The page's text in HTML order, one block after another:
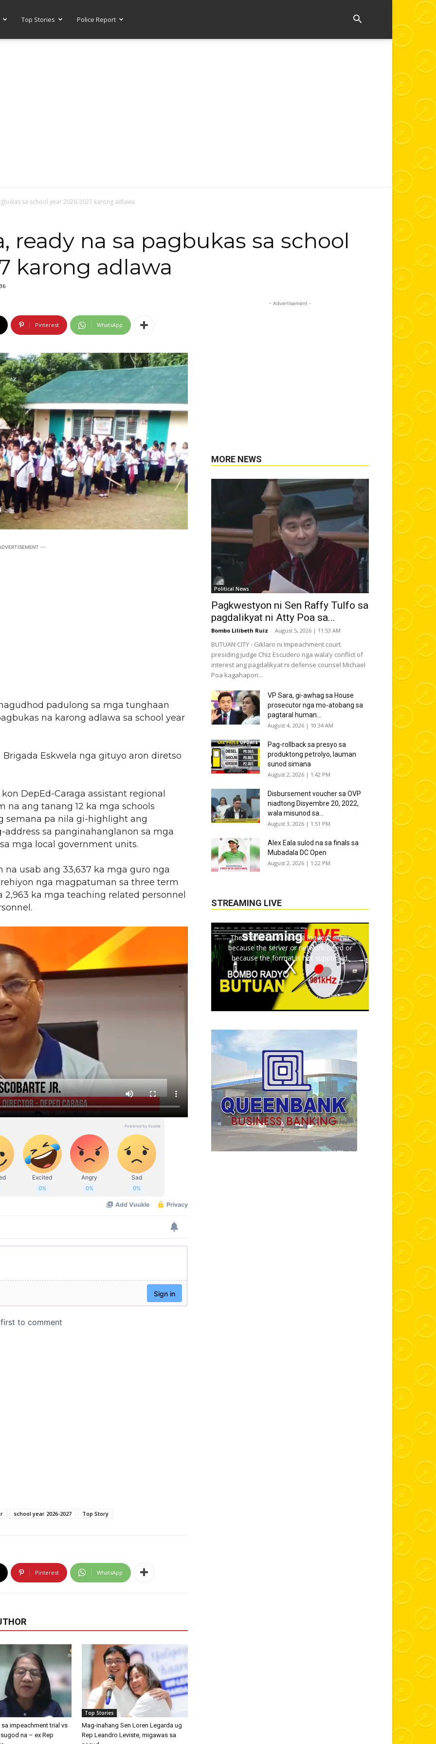
Top Stories Police Report
sa school year 2026-2027 karong adlawa
ready na sa pagbukas sa school
karong adlawa
36
Pinterest WhatsApp
--
padulong sa mga tunghaan
na karong adlawa sa school year
Eskwela nga gituyo aron diretso
DepEd-Caraga assistant regional
na ang tanang 12 ka mga schools
semana pa nila gi-highlight ang
sa panginahanglanon sa mga
mga local government units.
na usab ang 33,637 ka mga guro nga
nga magpatuman sa three term
2,963 ka mga teaching related personnel
school year 2026-2027 Top Story
Pinterest WhatsApp
impeachment trial vs
na – ex Rep
Top Stories
Mag-inahang Sen Loren Legarda ug
Rep Leandro Leviste, migawas sa
- Advertisement -
MORE NEWS
Political News
Pagkwestyon ni Sen Raffy Tulfo sa
pagdalikyat ni Atty Poa sa...
Bombo Lilibeth Ruiz - August 5, 2026 | 11:53 AM
BUTUAN CITY - Giklaro ni Impeachment court
presiding judge Chiz Escudero nga wala’y conflict of
interest ang pagdalikyat ni defense counsel Michael
Poa kagahapon...
VP Sara, gi-awhag sa House
prosecutor nga mo-atobang sa
pagtaral human...
August 4, 2026 | 10:34 AM
Pag-rollback sa presyo sa
produktong petrolyo, lauman
sunod simana
August 2, 2026 | 1:42 PM
Disbursement voucher sa OVP
niadtong Disyembre 20, 2022,
wala misunod sa...
August 3, 2026 | 1:51 PM
Alex Eala sulod na sa finals sa
Mubadala DC Open
August 2, 2026 | 1:22 PM
STREAMING LIVE
The media could not be loaded, either
because the server or network failed or
because the format is not supported.